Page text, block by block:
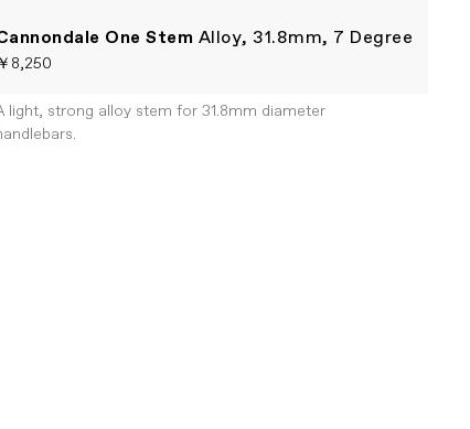
One Stem Alloy, 31.8mm, 7 Degree
￥8,250
light, strong alloy stem for 31.8mm diameter